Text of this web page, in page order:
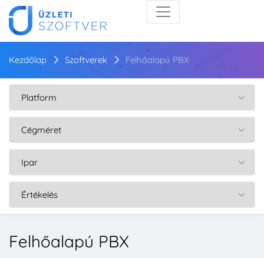
Kezdőlap Szoftverek Felhőalapú PBX
Felhőalapú PBX